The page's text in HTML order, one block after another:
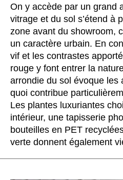
Grande-Bretagne(GB)
Grèce (GR)
Guinée
Hong Kong(HK)
Hongrie(HU)
Inde(IN)
Indonésie(ID)
Iran
Irlande (IE)
Irlande du Nord (UK)(GB)
Israël
On y accède par un grand
vitrage et du sol s’étend à
zone avant du showroom,
un caractère urbain. En
vif et les contrastes
rouge y font entrer la
arrondie du sol évoque les
quoi contribue
Les plantes luxuriantes
intérieur, une tapisserie
bouteilles en PET
verte donnent également